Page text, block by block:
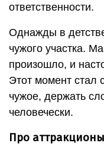
ответственности.
Однажды в
чужого участка.
произошло, и
Этот момент стал
чужое, держать
человечески.
Про аттракционы